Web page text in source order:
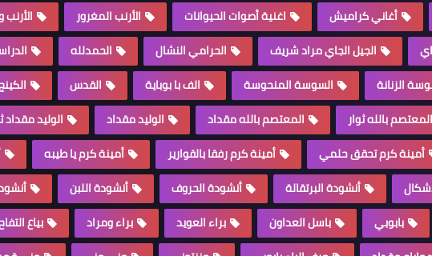
أغاني كراميش اغنية أصوات الحيوانات الأرنب المغرور
الجيل الجاي مراد شريف الحرامي النشال الحمدلله
الزنانة السوسة المنحوسة الف با بوباية القدس
المعتصم بالله ثوار المعتصم بالله مقداد الوليد مقداد
الوليد مقداد
أمينة كرم تحقق حلمي أمينة كرم رفقا بالقوارير أمينة كرم يا طيبه
أنشودة البرتقالة أنشودة الحروف أنشودة اللبن
بابوبي باسل العداون براء العويد براء ومراد
بياع